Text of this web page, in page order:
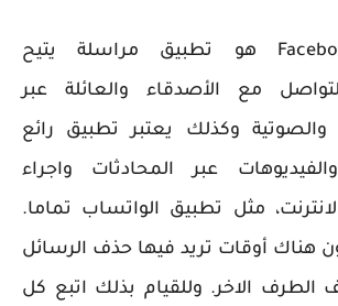
Facebook Messenger هو تطبيق مراسلة يتيح
مع الأصدقاء والعائلة عبر
والصوتية وكذلك يعتبر تطبيق رائع
عبر المحادثات واجراء
مثل تطبيق الواتساب تماما.
هناك أوقات تريد فيها حذف الرسائل
الطرف الاخر. وللقيام بذلك اتبع كل